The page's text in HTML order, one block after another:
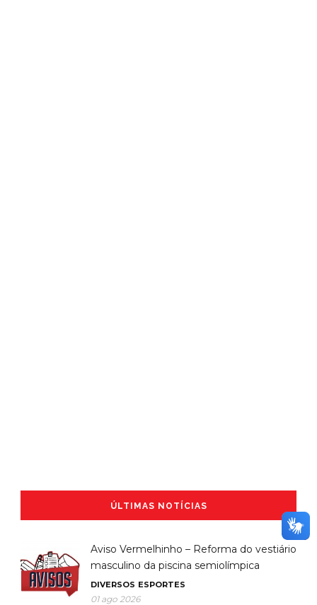
ÚLTIMAS NOTÍCIAS
Aviso Vermelhinho – Reforma do vestiário
masculino da piscina semiolímpica
DIVERSOS ESPORTES
01 ago 2026